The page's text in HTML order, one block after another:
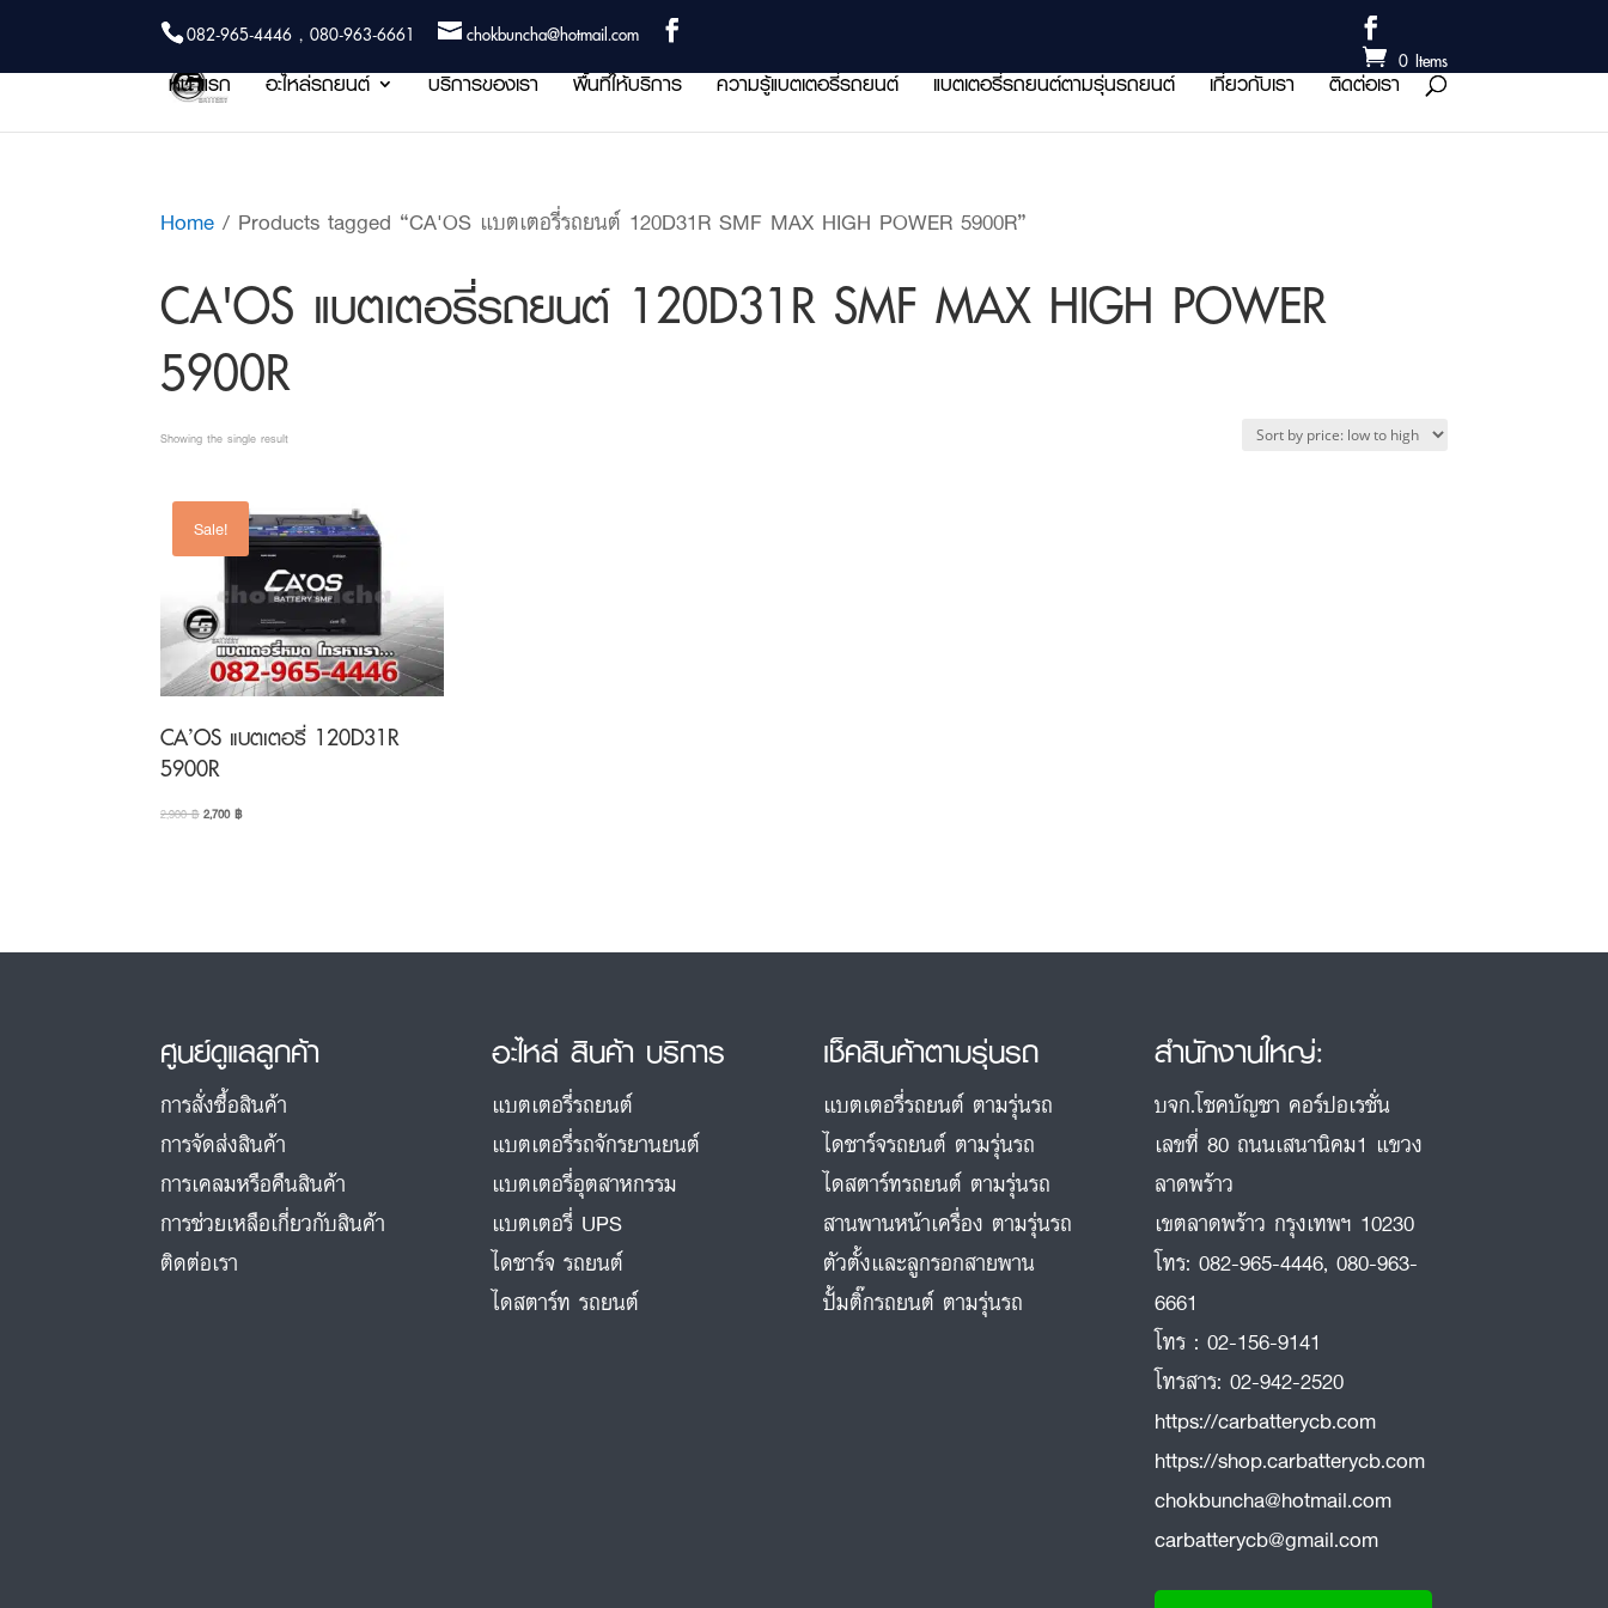
082-965-4446 , 080-963-6661
chokbuncha@hotmail.com
0 Items
หน้าแรก อะไหล่รถยนต์ บริการของเรา พื้นที่ให้บริการ ความรู้แบตเตอรี่รถยนต์ แบตเตอรี่รถยนต์ตามรุ่นรถยนต์ เกี่ยวกับเรา ติดต่อเรา
Home / Products tagged “CA'OS แบตเตอรี่รถยนต์ 120D31R SMF MAX HIGH POWER 5900R”
CA'OS แบตเตอรี่รถยนต์ 120D31R SMF MAX HIGH POWER
5900R
Showing the single result
Sale!
CA’OS แบตเตอรี่ 120D31R
5900R
2,900฿Original
2,700฿Current
ศูนย์ดูแลลูกค้า
การสั่งซื้อสินค้า
การจัดส่งสินค้า
การเคลมหรือคืนสินค้า
การช่วยเหลือเกี่ยวกับสินค้า
ติดต่อเรา
อะไหล่ สินค้า บริการ
แบตเตอรี่รถยนต์
แบตเตอรี่รถจักรยานยนต์
แบตเตอรี่อุตสาหกรรม
แบตเตอรี่ UPS
ไดชาร์จ รถยนต์
ไดสตาร์ท รถยนต์
เช็คสินค้าตามรุ่นรถ
แบตเตอรี่รถยนต์ ตามรุ่นรถ
ไดชาร์จรถยนต์ ตามรุ่นรถ
ไดสตาร์ทรถยนต์ ตามรุ่นรถ
สานพานหน้าเครื่อง ตามรุ่นรถ
ตัวตั้งและลูกรอกสายพาน
ปั้มติ๊กรถยนต์ ตามรุ่นรถ
สำนักงานใหญ่:
บจก.โชคบัญชา คอร์ปอเรชั่น
เลขที่ 80 ถนนเสนานิคม1 แขวง
ลาดพร้าว
เขตลาดพร้าว กรุงเทพฯ 10230
โทร: 082-965-4446, 080-963-
6661
โทร : 02-156-9141
โทรสาร: 02-942-2520
https://carbatterycb.com
https://shop.carbatterycb.com
chokbuncha@hotmail.com
carbatterycb@gmail.com